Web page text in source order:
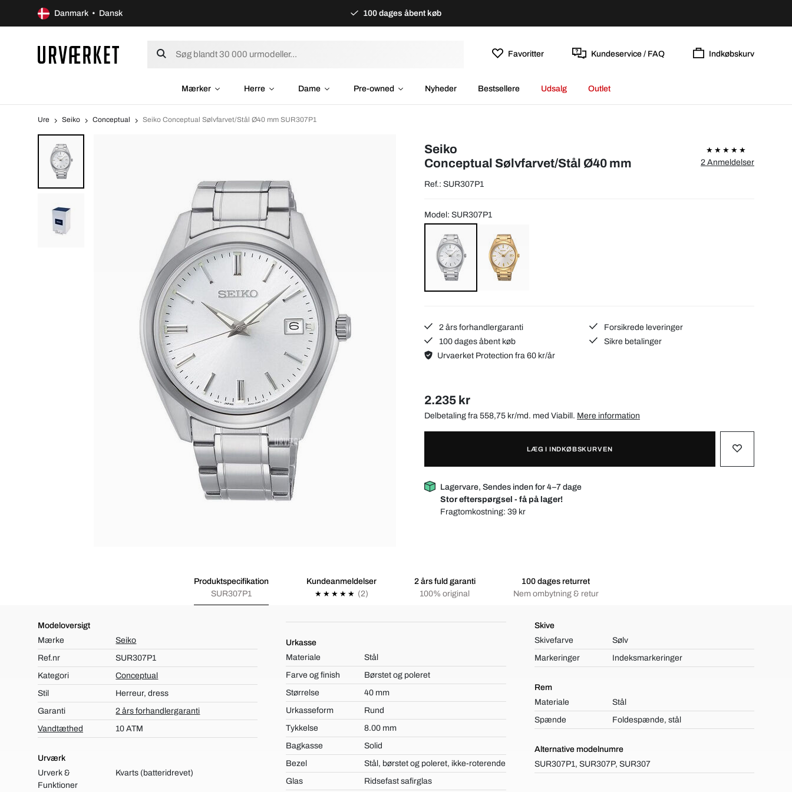
Danmark • Dansk 100 dages åbent køb
Favoritter Kundeservice / FAQ Indkøbskurv
Mærker Herre Dame Pre-owned Nyheder Bestsellere Udsalg Outlet
Ure Seiko Conceptual Seiko Conceptual Sølvfarvet/Stål Ø40 mm SUR307P1
Seiko
Conceptual Sølvfarvet/Stål Ø40 mm
Ref.: SUR307P1
2 Anmeldelser
Model: SUR307P1
2 års forhandlergaranti
Forsikrede leveringer
100 dages åbent køb
Sikre betalinger
Urvaerket Protection fra 60 kr/år
2.235 kr
Delbetaling fra 558,75 kr/md. med Viabill . Mere information
LÆG I INDKØBSKURVEN
Lagervare, Sendes inden for 4–7 dage
Stor efterspørgsel - få på lager!
Fragtomkostning:39 kr
Produktspecifikation
SUR307P1
Kundeanmeldelser
(2)
2 års fuld garanti
100% original
100 dages returret
Nem ombytning & retur
Modeloversigt
Mærke
Seiko
Ref.nr
SUR307P1
Kategori
Conceptual
Stil
Herreur, dress
Garanti
2 års forhandlergaranti
Vandtæthed
10 ATM
Urværk
Urverk &
Funktioner
Kvarts (batteridrevet)
Urkasse
Materiale
Stål
Farve og finish
Børstet og poleret
Størrelse
40 mm
Urkasseform
Rund
Tykkelse
8.00 mm
Bagkasse
Solid
Bezel
Stål, børstet og poleret, ikke-roterende
Glas
Ridsefast safirglas
Skive
Skivefarve
Sølv
Markeringer
Indeksmarkeringer
Rem
Materiale
Stål
Spænde
Foldespænde, stål
Alternative modelnumre
SUR307P1, SUR307P, SUR307